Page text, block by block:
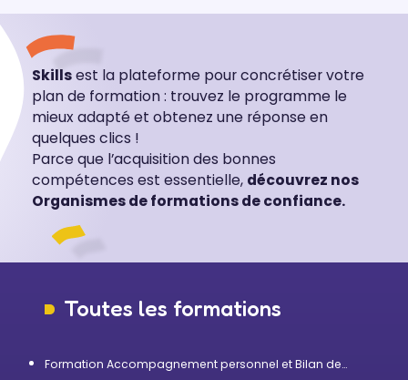
Skillsest la plateforme pour concrétiser votre
plan de formation : trouvez le programme le
mieux adapté et obtenez une réponse en
quelques clics !
Parce que l’acquisition des bonnes
compétences est essentielle, découvrez nos
Organismes de formations de confiance.
Toutes les formations
Formation Accompagnement personnel et Bilan de